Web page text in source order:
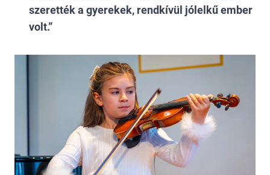
szerették a gyerekek, rendkívül jólelkű ember
volt.